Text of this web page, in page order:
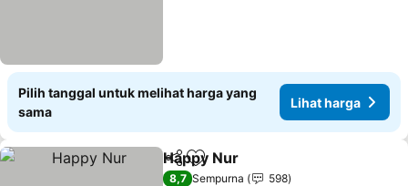
Pilih tanggal untuk melihat harga yang
sama
Lihat harga
BagikanTambahkan ke favorit
Happy Nur
8,7 Sempurna
598